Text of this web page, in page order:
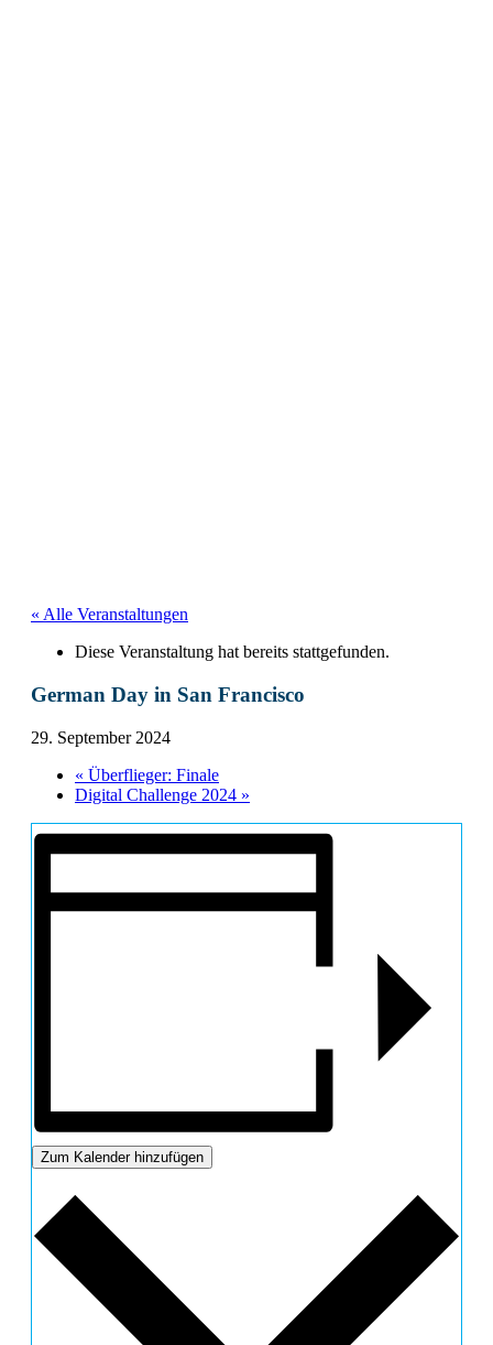
« Alle Veranstaltungen
Diese Veranstaltung hat bereits stattgefunden.
German Day in San Francisco
29. September 2024
« Überflieger: Finale
Digital Challenge 2024 »
Zum Kalender hinzufügen